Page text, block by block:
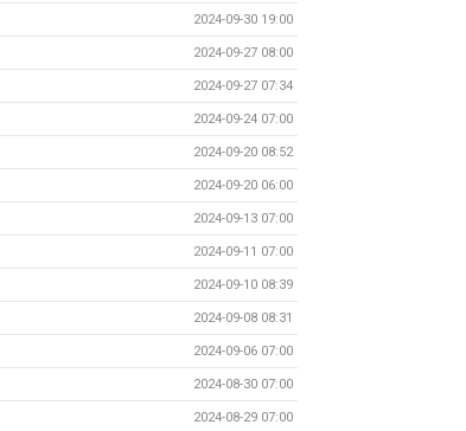
2024-09-30 19:00
2024-09-27 08:00
2024-09-27 07:34
2024-09-24 07:00
2024-09-20 08:52
2024-09-20 06:00
2024-09-13 07:00
2024-09-11 07:00
2024-09-10 08:39
2024-09-08 08:31
2024-09-06 07:00
2024-08-30 07:00
2024-08-29 07:00